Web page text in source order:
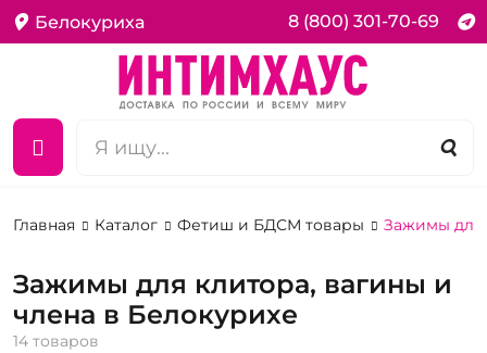
Белокуриха 8 (800) 301-70-69
Главная Каталог Фетиш и БДСМ товары Зажимы для
Зажимы для клитора, вагины и
члена в Белокурихе
14 товаров